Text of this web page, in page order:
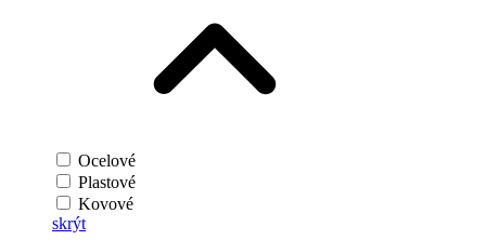
Ocelové
Plastové
Kovové
skrýt